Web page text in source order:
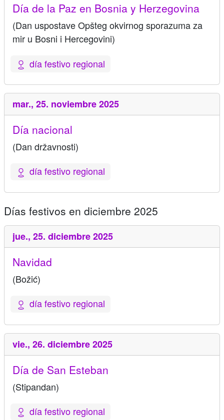
Día de la Paz en Bosnia y Herzegovina
(Dan uspostave Opšteg okvirnog sporazuma za
mir u Bosni i Hercegovini)
día festivo regional
mar., 25. noviembre 2025
Día nacional
(Dan državnosti)
día festivo regional
Días festivos en diciembre 2025
jue., 25. diciembre 2025
Navidad
(Božić)
día festivo regional
vie., 26. diciembre 2025
Día de San Esteban
(Stipandan)
día festivo regional